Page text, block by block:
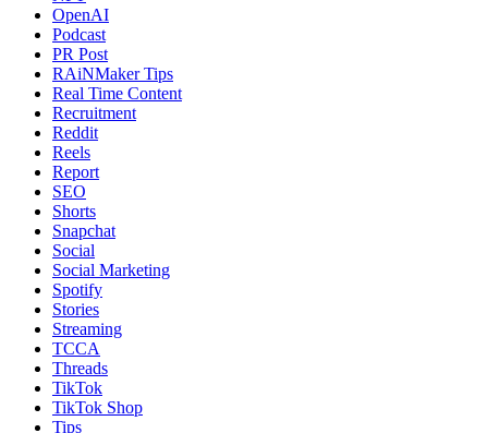
OpenAI
Podcast
PR Post
RAiNMaker Tips
Real Time Content
Recruitment
Reddit
Reels
Report
SEO
Shorts
Snapchat
Social
Social Marketing
Spotify
Stories
Streaming
TCCA
Threads
TikTok
TikTok Shop
Tips